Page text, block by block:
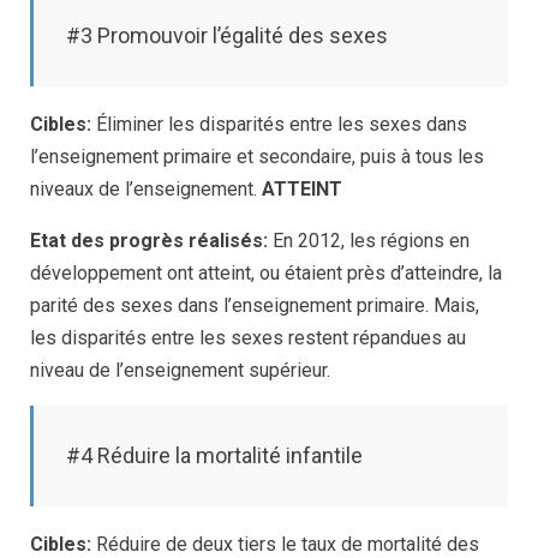
#3 Promouvoir l’égalité des sexes
Cibles: Éliminer les disparités entre les sexes dans
l’enseignement primaire et secondaire, puis à tous les
niveaux de l’enseignement. ATTEINT
Etat des progrès réalisés: En 2012, les régions en
développement ont atteint, ou étaient près d’atteindre, la
parité des sexes dans l’enseignement primaire. Mais,
les disparités entre les sexes restent répandues au
niveau de l’enseignement supérieur.
#4 Réduire la mortalité infantile
Cibles: Réduire de deux tiers le taux de mortalité des